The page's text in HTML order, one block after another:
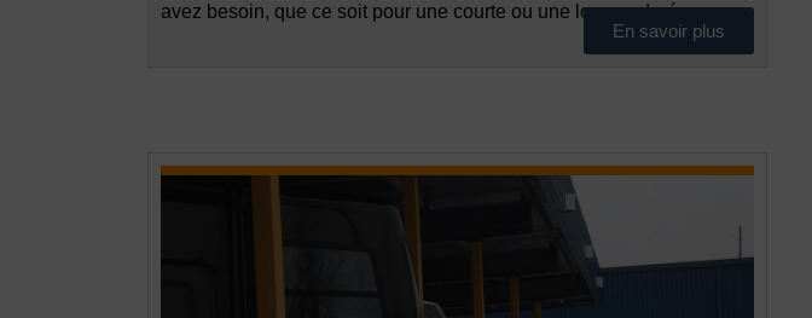
avez besoin, que ce soit pour une courte ou une longue durée.
En savoir plus